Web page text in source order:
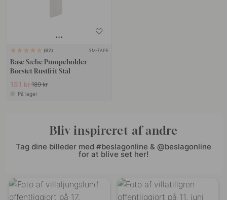
62 3M-TAPE
Base Sæbe Pumpeholder -
Børstet Rustfrit Stål
151 kr189 kr
På lager
Bliv inspireret af andre
Tag dine billeder med #beslagonline & @beslagonline
for at blive set her!